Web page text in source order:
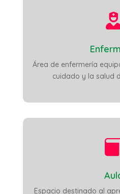
Área de enfermería
cuidado y la salud

Espacio destinado al